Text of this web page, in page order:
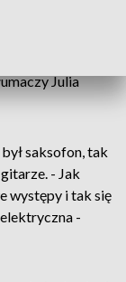
Julia
saksofon, tak
- Jak
występy i tak się
-